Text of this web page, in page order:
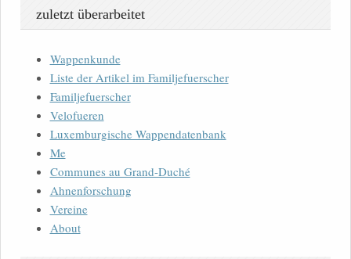
zuletzt überarbeitet
Wappenkunde
Liste der Artikel im Familjefuerscher
Familjefuerscher
Velofueren
Luxemburgische Wappendatenbank
Me
Communes au Grand-Duché
Ahnenforschung
Vereine
About